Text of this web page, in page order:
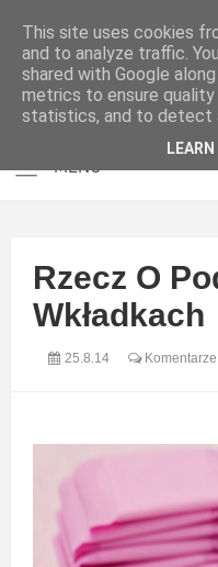
Rzecz O
Wkładkach
25.8.14
This site uses cookies
and to analyze traffic.
shared with Google
metrics to ensure
statistics, and to detect